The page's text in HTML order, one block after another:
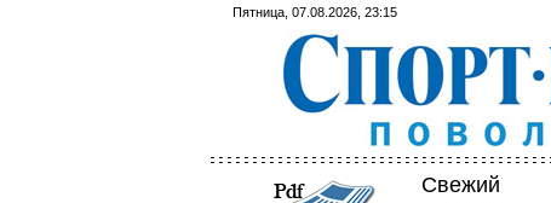
Пятница, 07.08.2026, 23:15
Свежий